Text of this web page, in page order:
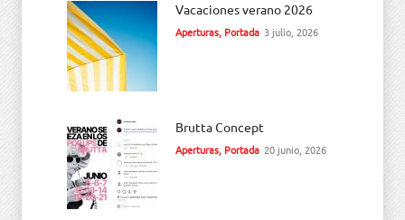
Vacaciones verano 2026
Aperturas, Portada 3 julio, 2026
Brutta Concept
Aperturas, Portada 20 junio, 2026